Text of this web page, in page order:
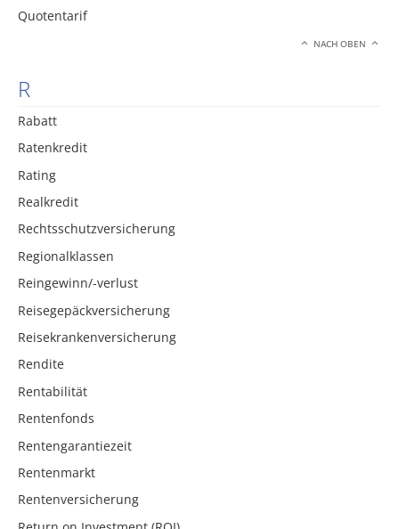
Quotentarif
NACH OBEN
R
Rabatt
Ratenkredit
Rating
Realkredit
Rechtsschutzversicherung
Regionalklassen
Reingewinn/-verlust
Reisegepäckversicherung
Reisekrankenversicherung
Rendite
Rentabilität
Rentenfonds
Rentengarantiezeit
Rentenmarkt
Rentenversicherung